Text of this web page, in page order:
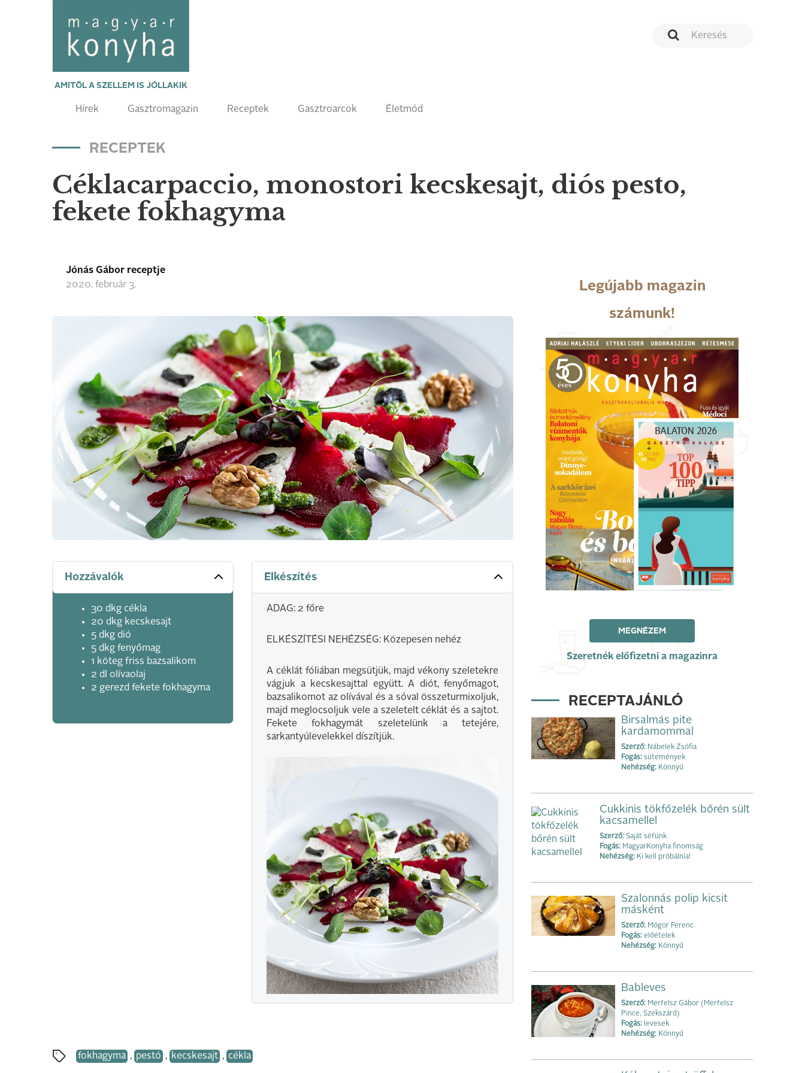
AMITŐL A SZELLEM IS JÓLLAKIK
Hírek Gasztromagazin Receptek Gasztroarcok Életmód
RECEPTEK
Céklacarpaccio, monostori kecskesajt, diós pesto,
fekete fokhagyma
Jónás Gábor receptje
2020. február 3.
Hozzávalók
30 dkg cékla
20 dkg kecskesajt
5 dkg dió
5 dkg fenyőmag
1 köteg friss bazsalikom
2 dl olívaolaj
2 gerezd fekete fokhagyma
Elkészítés
ADAG: 2 főre
ELKÉSZÍTÉSI NEHÉZSÉG: Közepesen nehéz
A céklát fóliában megsütjük, majd vékony szeletekre
vágjuk a kecskesajttal együtt. A diót, fenyőmagot,
bazsalikomot az olívával és a sóval összeturmixoljuk,
majd meglocsoljuk vele a szeletelt céklát és a sajtot.
Fekete fokhagymát szeletelünk a tetejére,
sarkantyúlevelekkel díszítjük.
fokhagyma , pestó , kecskesajt , cékla
Legújabb magazin
számunk!
MEGNÉZEM
Szeretnék előfizetni a magazinra
RECEPTAJÁNLÓ
Birsalmás pite
kardamommal
Szerző: Nábelek Zsófia
Fogás: sütemények
Nehézség: Könnyű
Cukkinis tökfőzelék bőrén sült
kacsamellel
Szerző: Saját séfünk
Fogás: MagyarKonyha finomság
Nehézség: Ki kell próbálnia!
Szalonnás polip kicsit
másként
Szerző: Mógor Ferenc
Fogás: előételek
Nehézség: Könnyű
Bableves
Szerző: Merfelsz Gábor (Merfelsz
Pince, Szekszárd)
Fogás: levesek
Nehézség: Könnyű